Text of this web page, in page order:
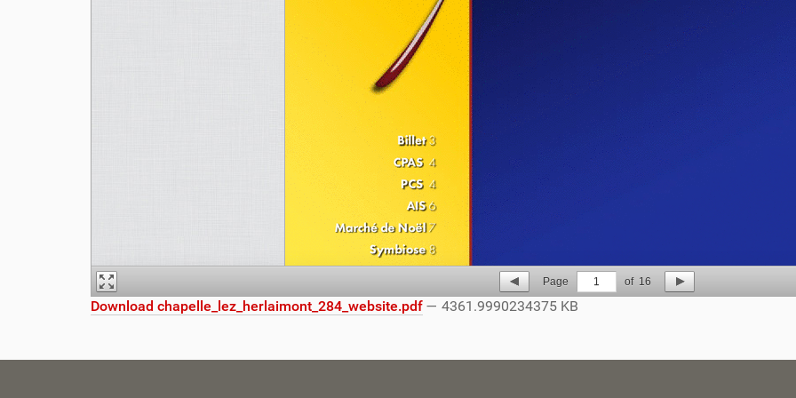
Page 1 of 16
Download chapelle_lez_herlaimont_284_website.pdf — 4361.9990234375 KB